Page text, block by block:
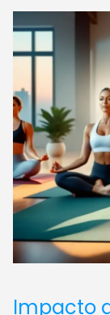
Impacto